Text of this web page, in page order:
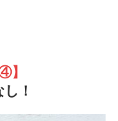
】
！